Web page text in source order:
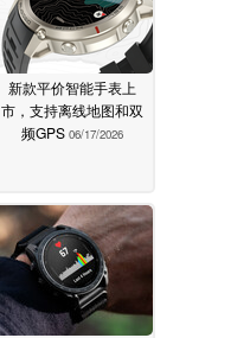
新款平价智能手表上
市，支持离线地图和双
频GPS 06/17/2026